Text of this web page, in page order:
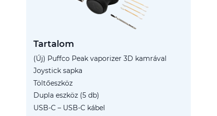
Tartalom
(Új) Puffco Peak vaporizer 3D kamrával
Joystick sapka
Töltőeszköz
Dupla eszköz (5 db)
USB-C – USB-C kábel